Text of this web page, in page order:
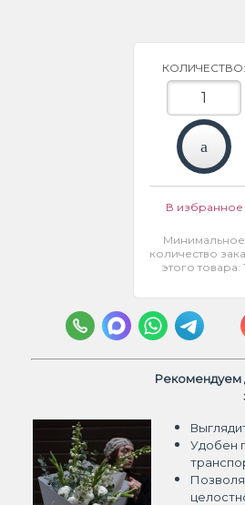
КОЛИЧЕСТВО:
В избранное
Минимальное
количество
этого товара: 1
Рекомендуем
Удобен